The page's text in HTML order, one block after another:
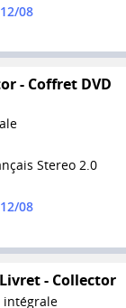
12/08
- Coffret DVD
Stereo 2.0
12/08
- Collector
intégrale